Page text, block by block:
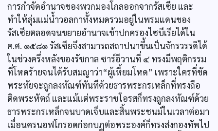
การกำจัดอำนาจของพวกมองโกลออกจากรัสเซีย และ
ทำให้ลุ่มแม่น้ำวอลกาทั้งหมดรวมอยู่ในพรมแดนของ
รัสเซียตลอดจนขยายอำนาจเข้าปกครองไซบีเรียได้ใน
ค.ศ. ๑๕๘๑ รัสเซียจึงสามารถสถาปนาขึ้นเป็นจักรวรรดิได้
ในช่วงครึ่งหลังของรัชกาล ซาร์อีวานที่ ๔ ทรงมีพฤติกรรม
ที่โหดร้ายจนได้รับสมญาว่า“ผู้เหี้ยมโหด” เพราะใครที่ขัด
พระทัยจะถูกลงทัณฑ์ทันทีด้วยธารพระกรเหล็กที่ทรงถือ
ติดพระหัตถ์ และแม้แต่พระราชโอรสก็ทรงถูกลงทัณฑ์ด้วย
ธารพระกรเหล็กจนบาดเจ็บและสิ้นพระชนม์ในเวลาต่อมา
เมื่อนครนอฟโกรอดก่อกบฏต่อพระองค์ก็ทรงส่งกองทัพไป